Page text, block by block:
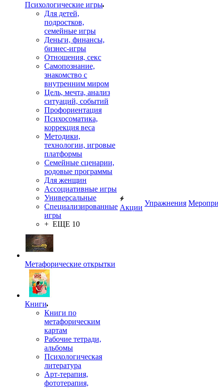
Психологические игры
Для детей,
подростков,
семейные игры
Деньги, финансы,
бизнес-игры
Отношения, секс
Самопознание,
знакомство с
внутренним миром
Цель, мечта, анализ
ситуаций, событий
Профориентация
Психосоматика,
коррекция веса
Методики,
технологии, игровые
платформы
Семейные сценарии,
родовые программы
Для женщин
Ассоциативные игры
Универсальные
Специализированные
игры
+ ЕЩЕ 10
Метафорические открытки
Книги
Книги по
метафорическим
картам
Рабочие тетради,
альбомы
Психологическая
литература
Арт-терапия,
фототерапия,
Акции
Упражнения